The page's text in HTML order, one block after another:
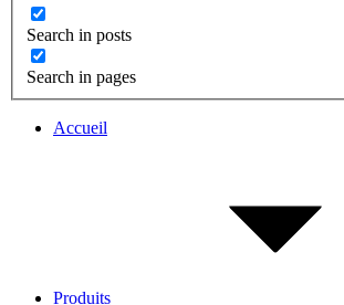
Search in posts
Search in pages
Accueil
Produits